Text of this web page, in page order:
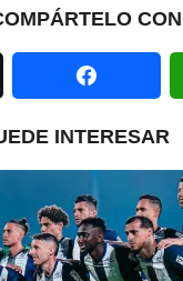
INTERESAR